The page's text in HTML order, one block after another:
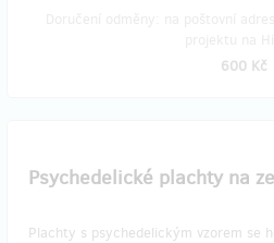
600 Kč
Psychedelické plachty na
Plachty s psychedelickým vzorem se